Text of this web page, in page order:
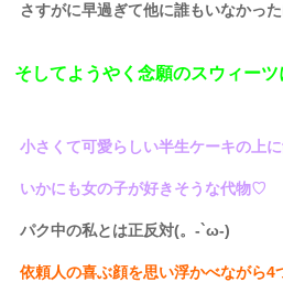
さすがに早過ぎて他に誰もいなかっ
そしてようやく念願のスウィーツ
小さくて可愛らしい半生ケーキの上
いかにも女の子が好きそうな代物♡
パク中の私とは正反対(。-`ω-)
依頼人の喜ぶ顔を思い浮かべながら4